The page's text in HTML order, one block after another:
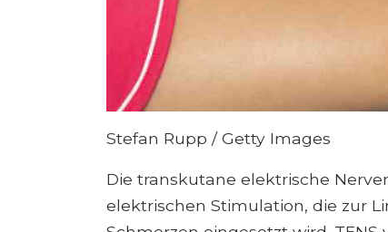
Stefan Rupp / Getty Images
Die transkutane elektrische
elektrischen Stimulation, die zur